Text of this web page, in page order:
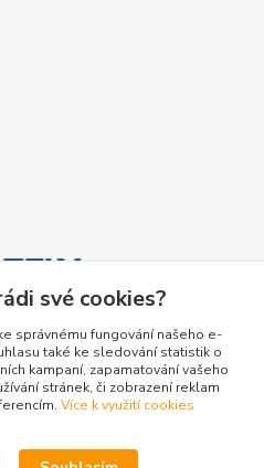
své cookies?
správnému fungování našeho e-
také ke sledování statistik o
kampaní, zapamatování vašeho
stránek, či zobrazení reklam
Více k využití cookies